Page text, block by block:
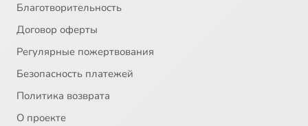
Благотворительность
Договор оферты
Регулярные пожертвования
Безопасность платежей
Политика возврата
О проекте